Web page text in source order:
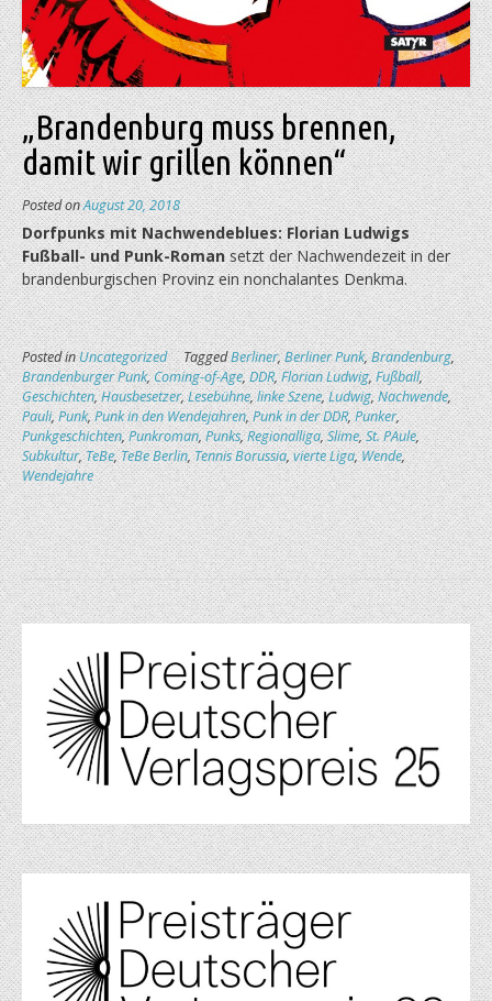
„Brandenburg muss brennen,
damit wir grillen können“
Posted onAugust 20, 2018
Dorfpunks mit Nachwendeblues: Florian Ludwigs
Fußball- und Punk-Romansetzt der Nachwende­zeit in der
brandenburgischen Provinz ein nonchalantes Denkma.
Posted inUncategorized TaggedBerliner,Berliner Punk,Brandenburg,
Brandenburger Punk,Coming-of-Age,DDR,Florian Ludwig,Fußball,
Geschichten,Hausbesetzer,Lesebühne,linke Szene,Ludwig,Nachwende,
Pauli,Punk,Punk in den Wendejahren,Punk in der DDR,Punker,
Punkgeschichten,Punkroman,Punks,Regionalliga,Slime,St. PAule,
Subkultur,TeBe,TeBe Berlin,Tennis Borussia,vierte Liga,Wende,
Wendejahre